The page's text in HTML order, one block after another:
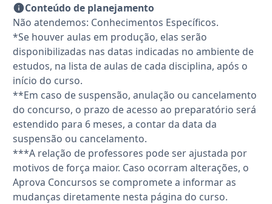
Conteúdo de planejamento
Não atendemos: Conhecimentos Específicos.
*Se houver aulas em produção, elas serão
disponibilizadas nas datas indicadas no ambiente de
estudos, na lista de aulas de cada disciplina, após o
início do curso.
**Em caso de suspensão, anulação ou cancelamento
do concurso, o prazo de acesso ao preparatório será
estendido para 6 meses, a contar da data da
suspensão ou cancelamento.
***A relação de professores pode ser ajustada por
motivos de força maior. Caso ocorram alterações, o
Aprova Concursos se compromete a informar as
mudanças diretamente nesta página do curso.